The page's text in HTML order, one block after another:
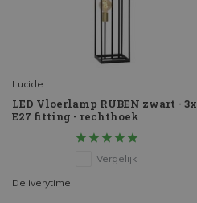
Lucide
LED Vloerlamp RUBEN zwart - 3x
E27 fitting - rechthoek
Vergelijk
Deliverytime